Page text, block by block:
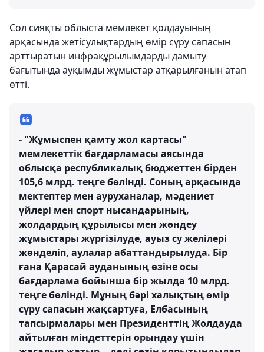
Сол сияқты облыста мемлекет қолдауының
арқасында жетісулықтардың өмір сүру сапасын
арттыратын инфрақұрылымдарды дамыту
бағытында ауқымды жұмыстар атқарылғанын атап
өтті.
- "Жұмыспен қамту жол картасы"
мемлекеттік бағдарламасы аясында
облысқа республикалық бюджеттен бірден
105,6 млрд. теңге бөлінді. Соның арқасында
мектептер мен ауруханалар, мәдениет
үйлері мен спорт нысандарының,
жолдардың құрылысы мен жөндеу
жұмыстары жүргізілуде, ауыз су желілері
жөнделіп, аулалар абаттандырылуда. Бір
ғана Қарасай ауданының өзіне осы
бағдарлама бойынша бір жылда 10 млрд.
теңге бөлінді. Мұның бәрі халықтың өмір
сүру сапасын жақсартуға, Елбасының
тапсырмалары мен Президенттің Жолдауда
айтылған міндеттерін орындау үшін